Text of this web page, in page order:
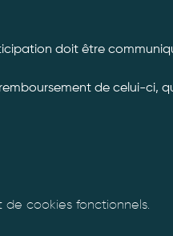
doit être
de celui-ci,
cookies fonctionnels.